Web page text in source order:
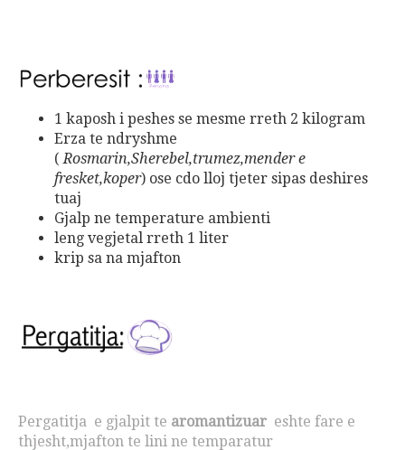
1 kaposh i peshes se mesme rreth 2 kilogram
Erza te ndryshme
( Rosmarin,Sherebel,trumez,mender e
fresket,koper) ose cdo lloj tjeter sipas deshires
tuaj
Gjalp ne temperature ambienti
leng vegjetal rreth 1 liter
krip sa na mjafton
Pergatitja e gjalpit te aromantizuar eshte fare e
thjesht,mjafton te lini ne temparatur